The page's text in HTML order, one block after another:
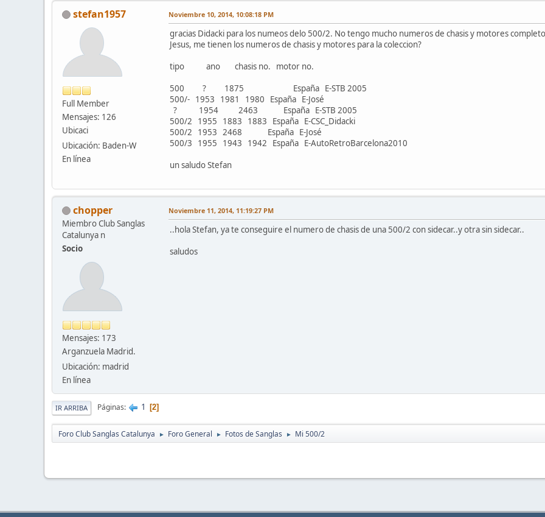
stefan1957
Full Member
Mensajes: 126
Ubicaci
Ubicación: Baden-W
En línea
Noviembre 10, 2014, 10:08:18 PM
gracias Didacki para los numeos delo 500/2. No tengo mucho numeros de chasis y motores
Jesus, me tienen los numeros de chasis y motores para la coleccion?
tipo ano chasis no. motor no.
500 ? 1875 España E-STB 2005
500/- 1953 1981 1980 España E-José
? 1954 2463 España E-STB 2005
500/2 1955 1883 1883 España E-CSC_Didacki
500/2 1953 2468 España E-José
500/3 1955 1943 1942 España E-AutoRetroBarcelona2010
un saludo Stefan
chopper
Miembro Club Sanglas
Catalunya n
Socio
Mensajes: 173
Arganzuela Madrid.
Ubicación: madrid
En línea
Noviembre 11, 2014, 11:19:27 PM
..hola Stefan, ya te conseguire el numero de chasis de una 500/2 con sidecar..y otra sin sidecar..
saludos
IR ARRIBA Páginas 1 2
Foro Club Sanglas Catalunya ► Foro General ► Fotos de Sanglas ► Mi 500/2